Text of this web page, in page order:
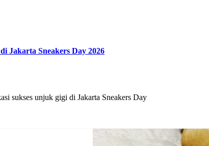
Jakarta Sneakers Day 2026
sukses unjuk gigi di Jakarta Sneakers Day